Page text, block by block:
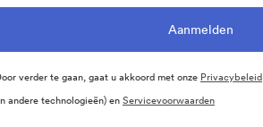
verder te gaan, gaat u akkoord met onze Privacybeleid
andere technologieën) enServicevoorwaarden